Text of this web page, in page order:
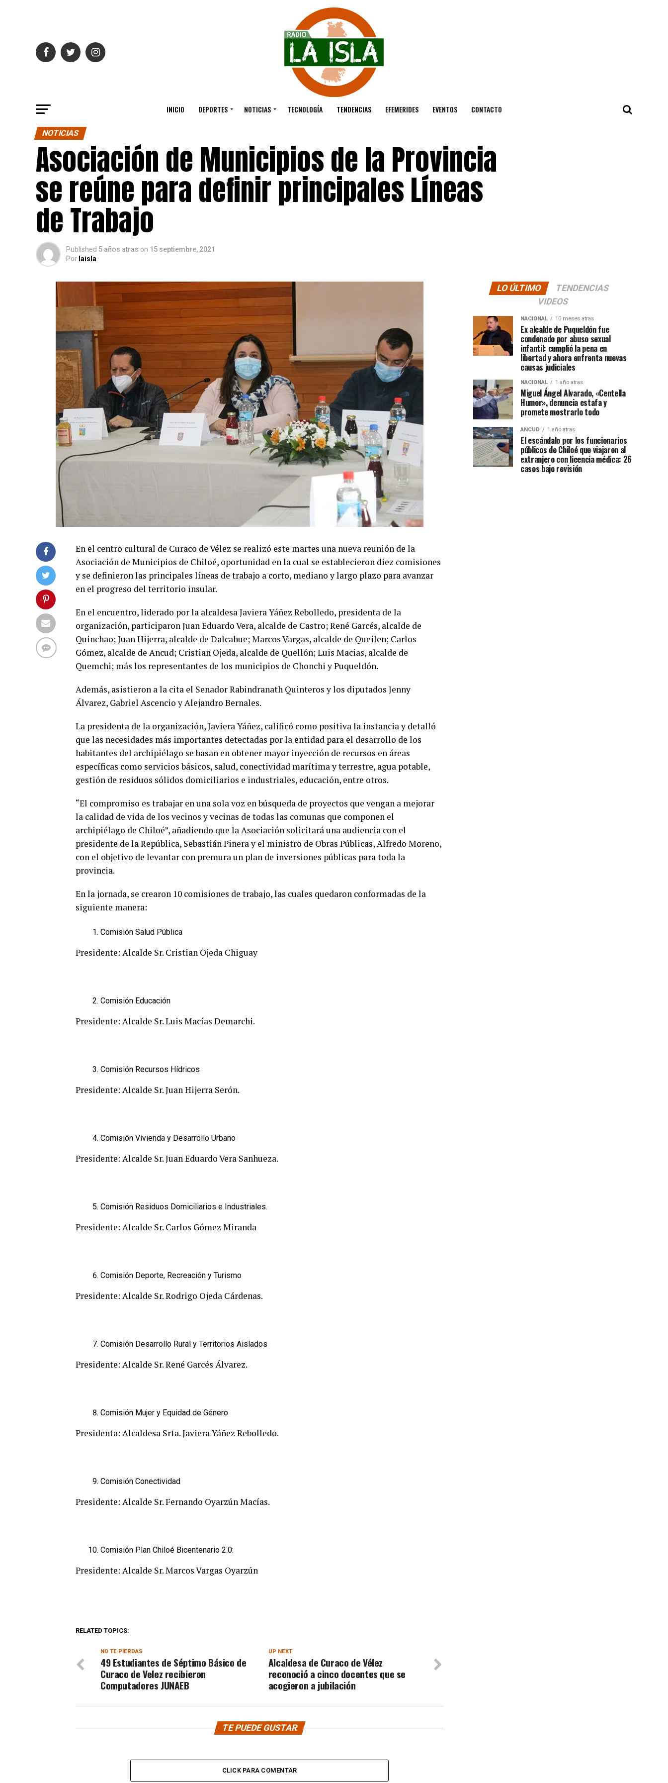
INICIO DEPORTES NOTICIAS TECNOLOGÍA TENDENCIAS EFEMERIDES EVENTOS CONTACTO
NOTICIAS
Asociación de Municipios de la Provincia
se reúne para definir principales Líneas
de Trabajo
Published 5 años atras on 15 septiembre, 2021
Por laisla
En el centro cultural de Curaco de Vélez se realizó este martes una nueva reunión de la
Asociación de Municipios de Chiloé, oportunidad en la cual se establecieron diez comisiones
y se definieron las principales líneas de trabajo a corto, mediano y largo plazo para avanzar
en el progreso del territorio insular.
En el encuentro, liderado por la alcaldesa Javiera Yáñez Rebolledo, presidenta de la
organización, participaron Juan Eduardo Vera, alcalde de Castro; René Garcés, alcalde de
Quinchao; Juan Hijerra, alcalde de Dalcahue; Marcos Vargas, alcalde de Queilen; Carlos
Gómez, alcalde de Ancud; Cristian Ojeda, alcalde de Quellón; Luis Macias, alcalde de
Quemchi; más los representantes de los municipios de Chonchi y Puqueldón.
Además, asistieron a la cita el Senador Rabindranath Quinteros y los diputados Jenny
Álvarez, Gabriel Ascencio y Alejandro Bernales.
La presidenta de la organización, Javiera Yáñez, calificó como positiva la instancia y detalló
que las necesidades más importantes detectadas por la entidad para el desarrollo de los
habitantes del archipiélago se basan en obtener mayor inyección de recursos en áreas
específicas como servicios básicos, salud, conectividad marítima y terrestre, agua potable,
gestión de residuos sólidos domiciliarios e industriales, educación, entre otros.
“El compromiso es trabajar en una sola voz en búsqueda de proyectos que vengan a mejorar
la calidad de vida de los vecinos y vecinas de todas las comunas que componen el
archipiélago de Chiloé”, añadiendo que la Asociación solicitará una audiencia con el
presidente de la República, Sebastián Piñera y el ministro de Obras Públicas, Alfredo Moreno,
con el objetivo de levantar con premura un plan de inversiones públicas para toda la
provincia.
En la jornada, se crearon 10 comisiones de trabajo, las cuales quedaron conformadas de la
siguiente manera:
Comisión Salud Pública
Presidente: Alcalde Sr. Cristian Ojeda Chiguay
Comisión Educación
Presidente: Alcalde Sr. Luis Macías Demarchi.
Comisión Recursos Hídricos
Presidente: Alcalde Sr. Juan Hijerra Serón.
Comisión Vivienda y Desarrollo Urbano
Presidente: Alcalde Sr. Juan Eduardo Vera Sanhueza.
Comisión Residuos Domiciliarios e Industriales.
Presidente: Alcalde Sr. Carlos Gómez Miranda
Comisión Deporte, Recreación y Turismo
Presidente: Alcalde Sr. Rodrigo Ojeda Cárdenas.
Comisión Desarrollo Rural y Territorios Aislados
Presidente: Alcalde Sr. René Garcés Álvarez.
Comisión Mujer y Equidad de Género
Presidenta: Alcaldesa Srta. Javiera Yáñez Rebolledo.
Comisión Conectividad
Presidente: Alcalde Sr. Fernando Oyarzún Macías.
Comisión Plan Chiloé Bicentenario 2.0:
Presidente: Alcalde Sr. Marcos Vargas Oyarzún
RELATED TOPICS:
UP NEXT
Alcaldesa de Curaco de Vélez
reconoció a cinco docentes que se
acogieron a jubilación
NO TE PIERDAS
49 Estudiantes de Séptimo Básico de
Curaco de Velez recibieron
Computadores JUNAEB
TE PUEDE GUSTAR
CLICK PARA COMENTAR
LO ÚLTIMO
TENDENCIAS
VIDEOS
NACIONAL 10 meses atras
Ex alcalde de Puqueldón fue
condenado por abuso sexual
infantil: cumplió la pena en
libertad y ahora enfrenta nuevas
causas judiciales
NACIONAL 1 año atras
Miguel Ángel Alvarado, «Centella
Humor», denuncia estafa y
promete mostrarlo todo
ANCUD 1 año atras
El escándalo por los funcionarios
públicos de Chiloé que viajaron al
extranjero con licencia médica: 26
casos bajo revisión